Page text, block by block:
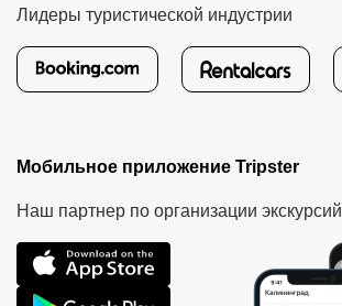
Лидеры туристической индустрии
Мобильное приложение Tripster
Наш партнер по организации экскурсий